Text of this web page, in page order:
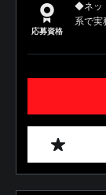
応募資格
◆ネッ
系で